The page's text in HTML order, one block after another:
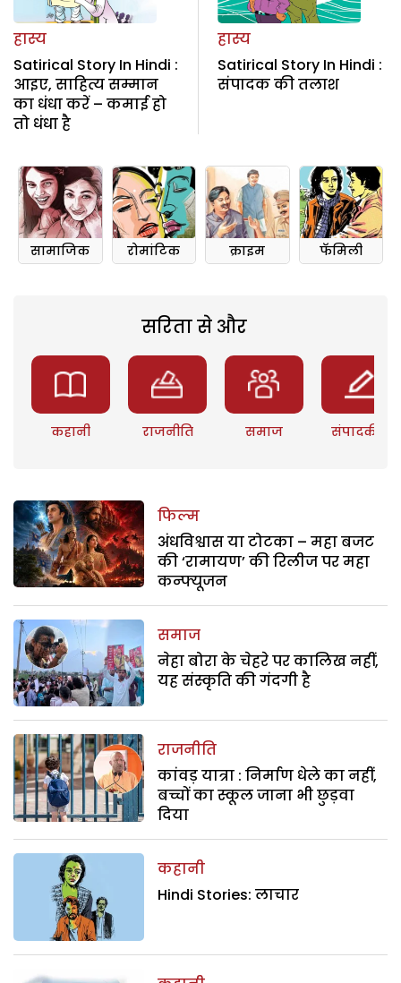
हास्य
Satirical Story In Hindi :
आइए, साहित्य सम्मान
का धंधा करें – कमाई हो
तो धंधा है
हास्य
Satirical Story In Hindi :
संपादक की तलाश
सामाजिक रोमांटिक क्राइम फॅमिली
सरिता से और
कहानी राजनीति समाज संपादकीय
फिल्म
अंधविश्वास या टोटका – महा बजट
की ‘रामायण’ की रिलीज पर महा
कन्फ्यूजन
समाज
नेहा बोरा के चेहरे पर कालिख नहीं,
यह संस्कृति की गंदगी है
राजनीति
कांवड़ यात्रा : निर्माण धेले का नहीं,
बच्चों का स्कूल जाना भी छुड़वा
दिया
कहानी
Hindi Stories: लाचार